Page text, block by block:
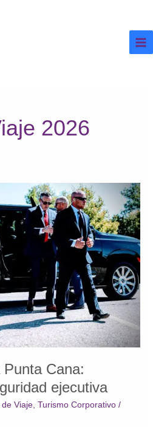
2026
Cana:
ejecutiva
Viaje,Turismo Corporativo /